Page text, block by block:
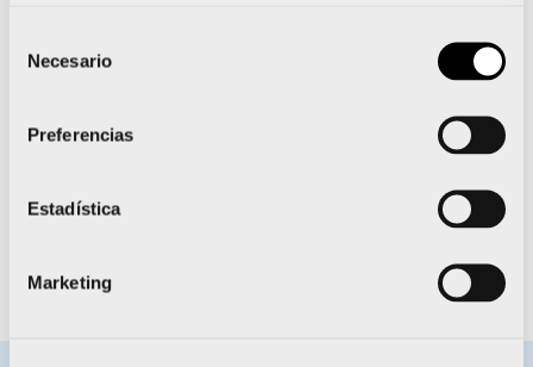
Necesario
Preferencias
Estadística
Marketing
núcleo de referencia
deportistas
internacionales